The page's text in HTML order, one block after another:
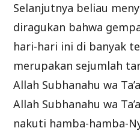
Selanjutnya beliau
diragukan bahwa
hari-hari ini di banyak
merupakan sejumlah
Allah Subhanahu wa
Allah Subhanahu wa
nakuti hamba-hamba-